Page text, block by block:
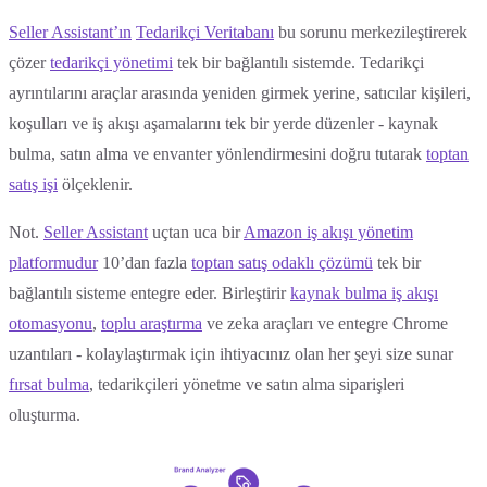
Seller Assistant’ın Tedarikçi Veritabanı bu sorunu merkezileştirerek
çözertedarikçi yönetimi tek bir bağlantılı sistemde. Tedarikçi
ayrıntılarını araçlar arasında yeniden girmek yerine, satıcılar kişileri,
koşulları ve iş akışı aşamalarını tek bir yerde düzenler - kaynak
bulma, satın alma ve envanter yönlendirmesini doğru tutarak toptan
satış işi ölçeklenir.
Not. Seller Assistant uçtan uca birAmazon iş akışı yönetim
platformudur10’dan fazla toptan satış odaklı çözümü tek bir
bağlantılı sisteme entegre eder. Birleştirirkaynak bulma iş akışı
otomasyonu, toplu araştırma ve zeka araçları ve entegre Chrome
uzantıları - kolaylaştırmak için ihtiyacınız olan her şeyi size sunar
fırsat bulma, tedarikçileri yönetme ve satın alma siparişleri
oluşturma.